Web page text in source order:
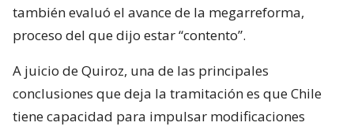
también evaluó el avance de la megarreforma,
proceso del que dijo estar “contento”.
A juicio de Quiroz, una de las principales
conclusiones que deja la tramitación es que Chile
tiene capacidad para impulsar modificaciones